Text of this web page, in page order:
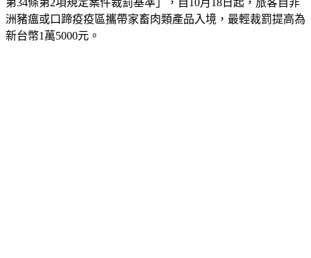
第34條第2項規定案件裁罰基準」，自10月18日起，旅客自非
洲豬瘟或口蹄疫疫區攜帶家畜肉類產品入境，最輕裁罰提高為
新台幣1萬5000元。